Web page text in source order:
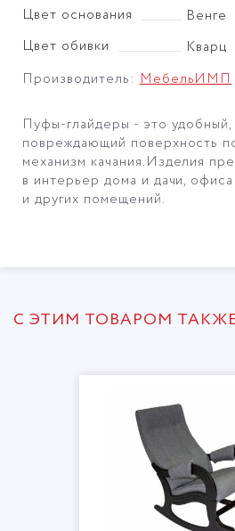
Цвет основания
Венге
Цвет обивки
Кварц
Производитель:МебельИМП
Пуфы-глайдеры - это
повреждающий поверхность
механизм качания.Изделия
в интерьер дома и дачи,
и других помещений.
С ЭТИМ ТОВАРОМ